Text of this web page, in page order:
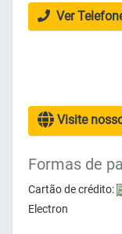
Ver
Visite
Formas de
Cartão de crédito:
Electron